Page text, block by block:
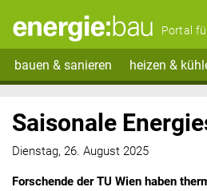
Portal
bauen & sanieren heizen &
Saisonale
Dienstag, 26. August 2025
Forschende der TU Wien haben